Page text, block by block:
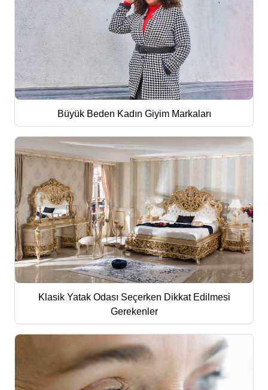
Büyük Beden Kadın Giyim Markaları
Klasik Yatak Odası Seçerken Dikkat Edilmesi
Gerekenler